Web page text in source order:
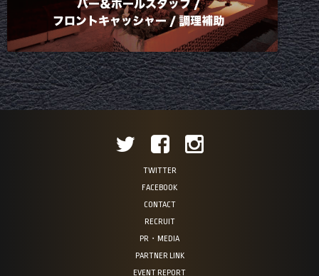
TWITTER
FACEBOOK
CONTACT
RECRUIT
PR・MEDIA
PARTNER LINK
EVENT REPORT